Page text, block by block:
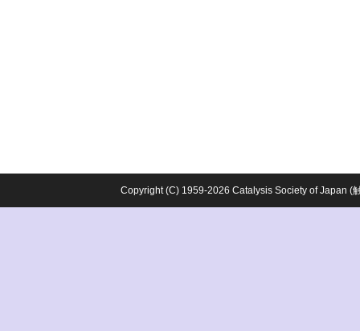
Copyright (C) 1959-2026 Catalysis Society of Japan (